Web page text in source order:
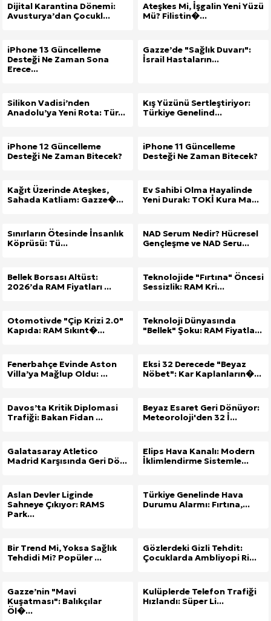
Dijital Karantina Dönemi:
Avusturya’dan Çocukl...
Ateşkes Mi, İşgalin Yeni Yüzü
Mü? Filistin�...
iPhone 13 Güncelleme
Desteği Ne Zaman Sona
Erece...
Gazze’de "Sağlık Duvarı":
İsrail Hastaların...
Silikon Vadisi’nden
Anadolu’ya Yeni Rota: Tür...
Kış Yüzünü Sertleştiriyor:
Türkiye Genelind...
iPhone 12 Güncelleme
Desteği Ne Zaman Bitecek?
iPhone 11 Güncelleme
Desteği Ne Zaman Bitecek?
Kağıt Üzerinde Ateşkes,
Sahada Katliam: Gazze�...
Ev Sahibi Olma Hayalinde
Yeni Durak: TOKİ Kura Ma...
Sınırların Ötesinde İnsanlık
Köprüsü: Tü...
NAD Serum Nedir? Hücresel
Gençleşme ve NAD Seru...
Bellek Borsası Altüst:
2026’da RAM Fiyatları ...
Teknolojide "Fırtına" Öncesi
Sessizlik: RAM Kri...
Otomotivde "Çip Krizi 2.0"
Kapıda: RAM Sıkınt�...
Teknoloji Dünyasında
"Bellek" Şoku: RAM Fiyatla...
Fenerbahçe Evinde Aston
Villa’ya Mağlup Oldu: ...
Eksi 32 Derecede "Beyaz
Nöbet": Kar Kaplanların�...
Davos’ta Kritik Diplomasi
Trafiği: Bakan Fidan ...
Beyaz Esaret Geri Dönüyor:
Meteoroloji'den 32 İ...
Galatasaray Atletico
Madrid Karşısında Geri Dö...
Elips Hava Kanalı: Modern
İklimlendirme Sistemle...
Aslan Devler Liginde
Sahneye Çıkıyor: RAMS
Park...
Türkiye Genelinde Hava
Durumu Alarmı: Fırtına,...
Bir Trend Mi, Yoksa Sağlık
Tehdidi Mi? Popüler ...
Gözlerdeki Gizli Tehdit:
Çocuklarda Ambliyopi Ri...
Gazze’nin "Mavi
Kuşatması": Balıkçılar
Öl�...
Kulüplerde Telefon Trafiği
Hızlandı: Süper Li...